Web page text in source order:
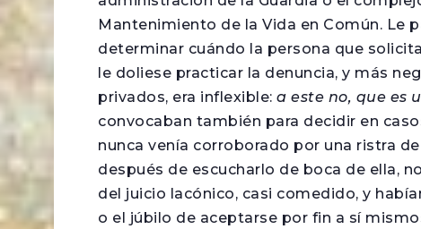
Mantenimiento de la Vida en Común. Le
determinar cuándo la persona que
le doliese practicar la denuncia, y más
privados, era inflexible:a este no, que es
convocaban también para decidir en
nunca venía corroborado por una ristra
después de escucharlo de boca de ella,
del juicio lacónico, casi comedido, y
o el júbilo de aceptarse por fin a sí